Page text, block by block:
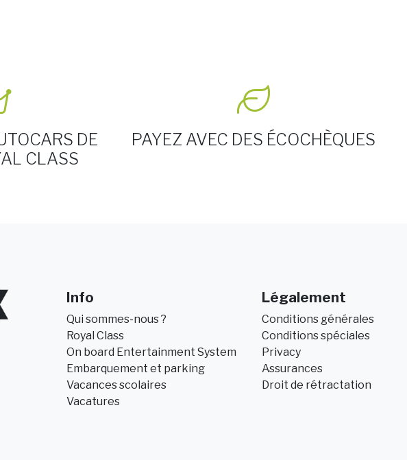
DE
CLASS
PAYEZ AVEC DES ÉCOCHÈQUES
Info
Qui sommes-nous ?
Royal Class
On board Entertainment System
Embarquement et parking
Vacances scolaires
Vacatures
Légalement
Conditions générales
Conditions spéciales
Privacy
Assurances
Droit de rétractation